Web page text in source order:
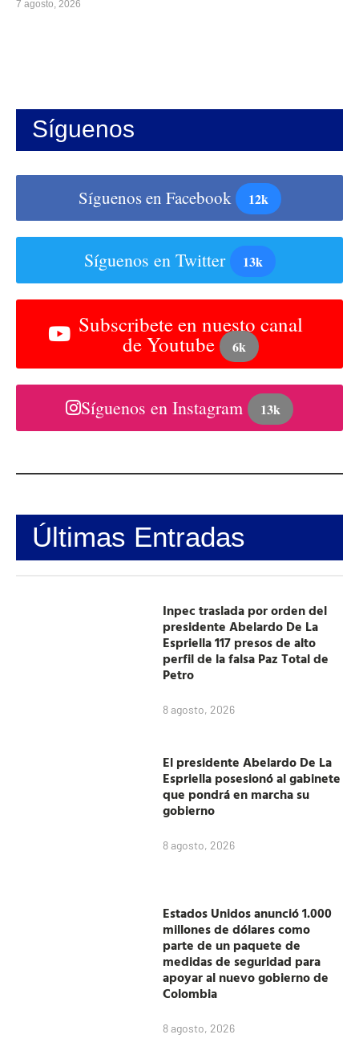
7 agosto, 2026
Síguenos
Síguenos en Facebook 12k
Síguenos en Twitter 13k
Subscribete en nuesto canal
de Youtube 6k
Síguenos en Instagram 13k
Últimas Entradas
Inpec traslada por orden del
presidente Abelardo De La
Espriella 117 presos de alto
perfil de la falsa Paz Total de
Petro
8 agosto, 2026
El presidente Abelardo De La
Espriella posesionó al gabinete
que pondrá en marcha su
gobierno
8 agosto, 2026
Estados Unidos anunció 1.000
millones de dólares como
parte de un paquete de
medidas de seguridad para
apoyar al nuevo gobierno de
Colombia
8 agosto, 2026